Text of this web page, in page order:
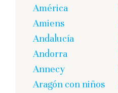
América
Amiens
Andalucía
Andorra
Annecy
Aragón con niños